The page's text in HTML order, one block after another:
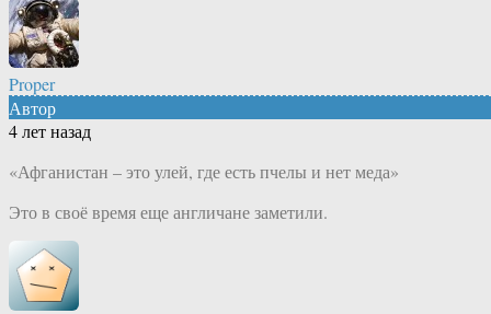
Proper
Автор
4 лет назад
«Афганистан – это улей, где есть пчелы и нет меда»
Это в своё время еще англичане заметили.